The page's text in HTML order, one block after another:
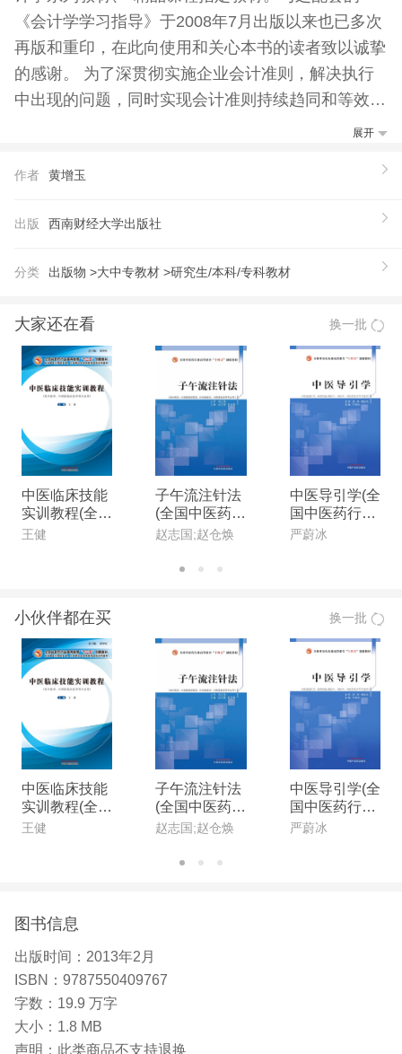
《会计学学习指导》于2008年7月出版以来也已多次
再版和重印，在此向使用和关心本书的读者致以诚挚
的感谢。 为了深贯彻实施企业会计准则，解决执行
中出现的问题，同时实现会计准则持续趋同和等效，
财政部陆续制定了企业会计准则解释，并对已发布的
企业会计准则的解释及修订，更好地满足教学需要，
馈，修改了原书中的一些差错，删除了原书中不适应
读资料。 主编黄增玉老师负责全书的统稿和修订，
笔；第二章、第三章由吴学斌执笔；第四章、第八章
由于晓谦执笔；第五章、第九章由张雪南执笔；第六
章、第七章由沈纪琼执笔；第十章、第十一章由何本
芳执笔．
展开
作者 黄增玉
出版 西南财经大学出版社
分类 出版物 >大中专教材 >研究生/本科/专科教材
大家还在看 换一批
中医临床技能
实训教程(全国
中医药行业高
王健
子午流注针法
(全国中医药行
业高等教育“十
赵志国;赵仓焕
中医导引学(全
国中医药行业
高等教育“十四
严蔚冰
小伙伴都在买 换一批
中医临床技能
实训教程(全国
中医药行业高
王健
子午流注针法
(全国中医药行
业高等教育“十
赵志国;赵仓焕
中医导引学(全
国中医药行业
高等教育“十四
严蔚冰
图书信息
出版时间： 2013年2月
ISBN： 9787550409767
字数： 19.9 万字
大小： 1.8 MB
声明： 此类商品不支持退换